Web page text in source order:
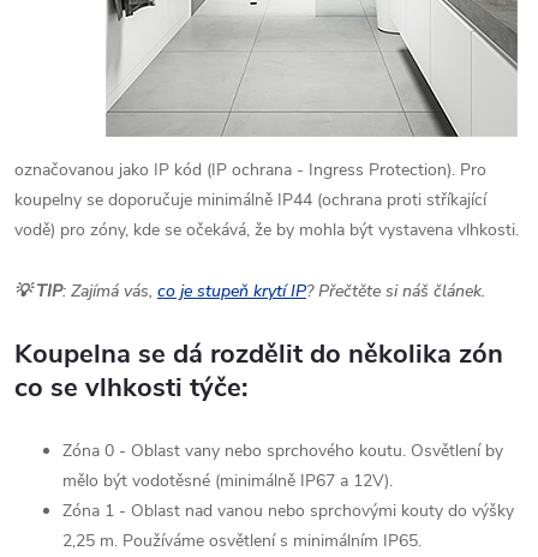
označovanou jako IP kód (IP ochrana - Ingress Protection). Pro
koupelny se doporučuje minimálně IP44 (ochrana proti stříkající
vodě) pro zóny, kde se očekává, že by mohla být vystavena vlhkosti.
💡 TIP: Zajímá vás, co je stupeň krytí IP? Přečtěte si náš článek.
Koupelna se dá rozdělit do několika zón
co se vlhkosti týče:
Zóna 0 - Oblast vany nebo sprchového koutu. Osvětlení by
mělo být vodotěsné (minimálně IP67 a 12V).
Zóna 1 - Oblast nad vanou nebo sprchovými kouty do výšky
2,25 m. Používáme osvětlení s minimálním IP65.